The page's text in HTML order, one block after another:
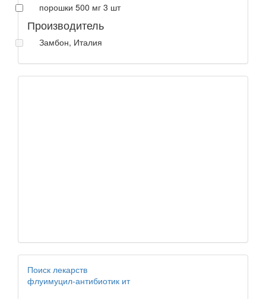
порошки 500 мг 3 шт
Производитель
Замбон, Италия
Поиск лекарств
флуимуцил-антибиотик ит